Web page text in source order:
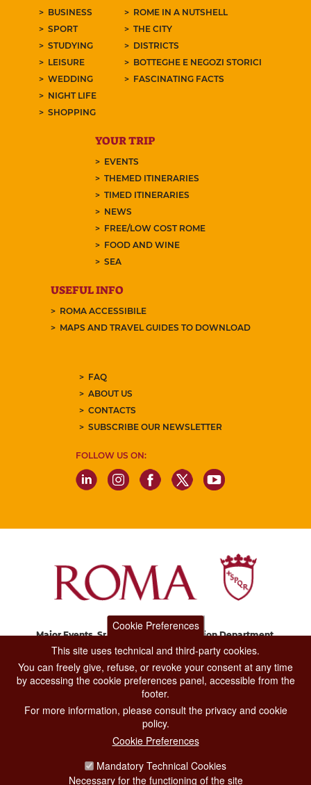
BUSINESS
SPORT
STUDYING
LEISURE
WEDDING
NIGHT LIFE
SHOPPING
ROME IN A NUTSHELL
THE CITY
DISTRICTS
BOTTEGHE E NEGOZI STORICI
FASCINATING FACTS
YOUR TRIP
EVENTS
THEMED ITINERARIES
TIMED ITINERARIES
NEWS
FREE/LOW COST ROME
FOOD AND WINE
SEA
USEFUL INFO
ROMA ACCESSIBILE
MAPS AND TRAVEL GUIDES TO DOWNLOAD
FAQ
ABOUT US
CONTACTS
SUBSCRIBE OUR NEWSLETTER
FOLLOW US ON:
Major Events, Sport, Tourism and Fashion Department.
Via di San Basilio, 51
CONTACT CENTER TEL. 06 06 08
CONTATTA LA REDAZIONE
PRIVACY
Cookie Preferences
This site uses technical and third-party cookies.
You can freely give, refuse, or revoke your consent at any time
by accessing the cookie preferences panel, accessible from the
footer.
For more information, please consult the privacy and cookie
policy.
Cookie Preferences
Mandatory Technical Cookies
Necessary for the functioning of the site